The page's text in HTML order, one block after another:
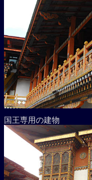
国王専用の建物